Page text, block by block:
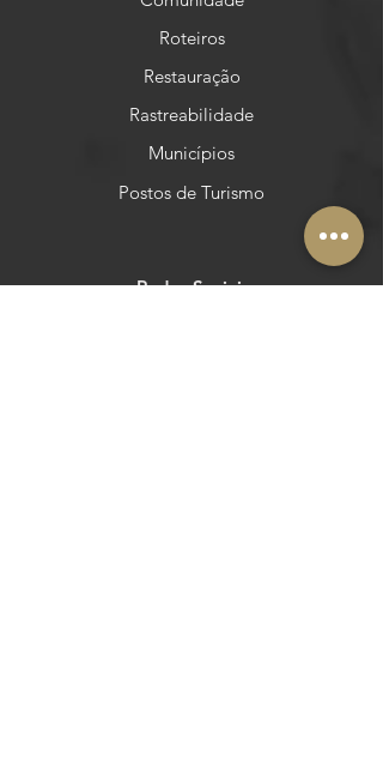
Roteiros
Restauração
Rastreabilidade
Municípios
Postos de Turismo
Redes Sociais